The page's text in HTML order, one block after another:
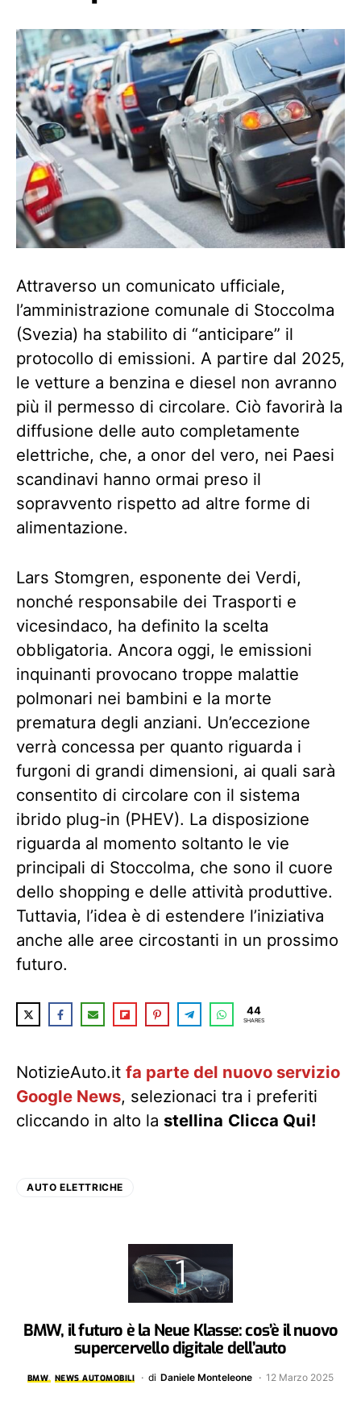
Attraverso un comunicato ufficiale,
l’amministrazione comunale di Stoccolma
(Svezia) ha stabilito di “anticipare” il
protocollo di emissioni. A partire dal 2025,
le vetture a benzina e diesel non avranno
più il permesso di circolare. Ciò favorirà la
diffusione delle auto completamente
elettriche, che, a onor del vero, nei Paesi
scandinavi hanno ormai preso il
sopravvento rispetto ad altre forme di
alimentazione.
Lars Stomgren, esponente dei Verdi,
nonché responsabile dei Trasporti e
vicesindaco, ha definito la scelta
obbligatoria. Ancora oggi, le emissioni
inquinanti provocano troppe malattie
polmonari nei bambini e la morte
prematura degli anziani. Un’eccezione
verrà concessa per quanto riguarda i
furgoni di grandi dimensioni, ai quali sarà
consentito di circolare con il sistema
ibrido plug-in (PHEV). La disposizione
riguarda al momento soltanto le vie
principali di Stoccolma, che sono il cuore
dello shopping e delle attività produttive.
Tuttavia, l’idea è di estendere l’iniziativa
anche alle aree circostanti in un prossimo
futuro.
44
SHARES
NotizieAuto.it fa parte del nuovo servizio
Google News, selezionaci tra i preferiti
cliccando in alto la stellina Clicca Qui!
AUTO ELETTRICHE
BMW, il futuro è la Neue Klasse: cos’è il nuovo
supercervello digitale dell’auto
BMW NEWS AUTOMOBILI di Daniele Monteleone 12 Marzo 2025